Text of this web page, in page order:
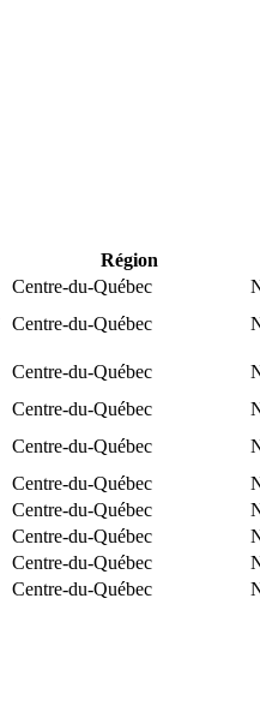
Région
Centre-du-Québec
Centre-du-Québec
Centre-du-Québec
Centre-du-Québec
Centre-du-Québec
Centre-du-Québec
Centre-du-Québec
Centre-du-Québec
Centre-du-Québec
Centre-du-Québec